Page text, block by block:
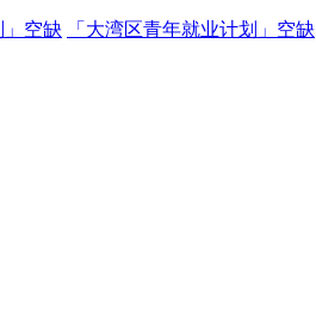
」空缺 「大湾区青年就业计划」空缺